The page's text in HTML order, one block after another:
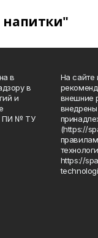
напитки"
в
в
и
ПИ № ТУ
На сайте
внешние
(https://
https://